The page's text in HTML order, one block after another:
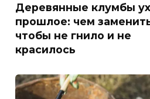
Деревянные клумбы
прошлое: чем
чтобы не гнило и не
красилось